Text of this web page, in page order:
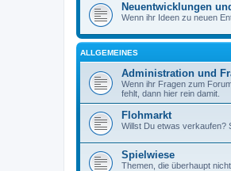
Neuentwicklungen
Wenn ihr Ideen zu neuen
ALLGEMEINES
Administration und
Wenn ihr Fragen zum
fehlt, dann hier rein damit.
Flohmarkt
Willst Du etwas verkaufen?
Spielwiese
Themen, die überhaupt